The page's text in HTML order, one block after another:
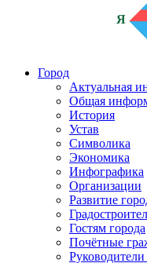
Я
Город
Актуальная
Общая
История
Устав
Символика
Экономика
Инфографика
Организации
Развитие
Гостям города
Почётные
Руководители